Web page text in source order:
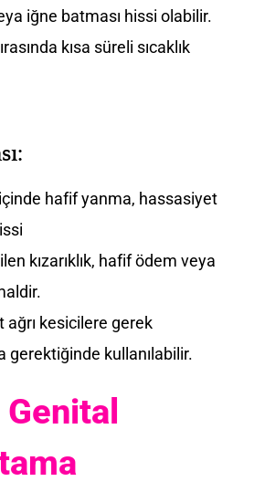
iğne batması hissi olabilir.
kısa süreli sıcaklık
hafif yanma, hassasiyet
kızarıklık, hafif ödem veya
ağrı kesicilere gerek
gerektiğinde kullanılabilir.